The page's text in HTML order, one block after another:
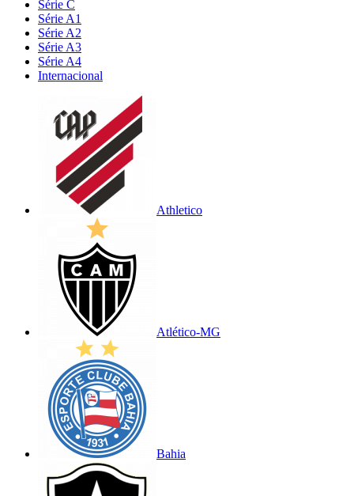
Série C
Série A1
Série A2
Série A3
Série A4
Internacional
Athletico
Atlético-MG
Bahia